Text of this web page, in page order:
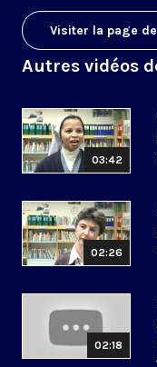
Visiter la page
Autres vidéos
03:42
02:26
02:18